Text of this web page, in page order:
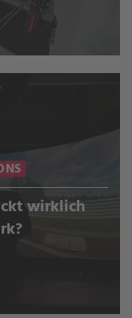
wirklich